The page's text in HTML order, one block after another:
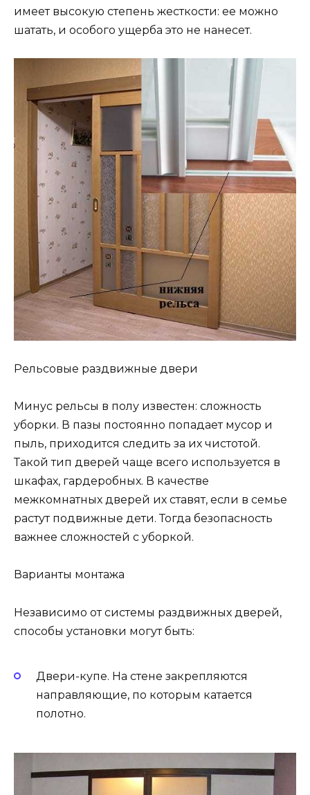
имеет высокую степень жесткости: ее можно
шатать, и особого ущерба это не нанесет.
Рельсовые раздвижные двери
Минус рельсы в полу известен: сложность
уборки. В пазы постоянно попадает мусор и
пыль, приходится следить за их чистотой.
Такой тип дверей чаще всего используется в
шкафах, гардеробных. В качестве
межкомнатных дверей их ставят, если в семье
растут подвижные дети. Тогда безопасность
важнее сложностей с уборкой.
Варианты монтажа
Независимо от системы раздвижных дверей,
способы установки могут быть:
Двери-купе. На стене закрепляются
направляющие, по которым катается
полотно.